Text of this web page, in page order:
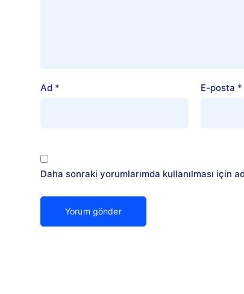
Ad * E-posta *
Daha sonraki yorumlarımda kullanılması için